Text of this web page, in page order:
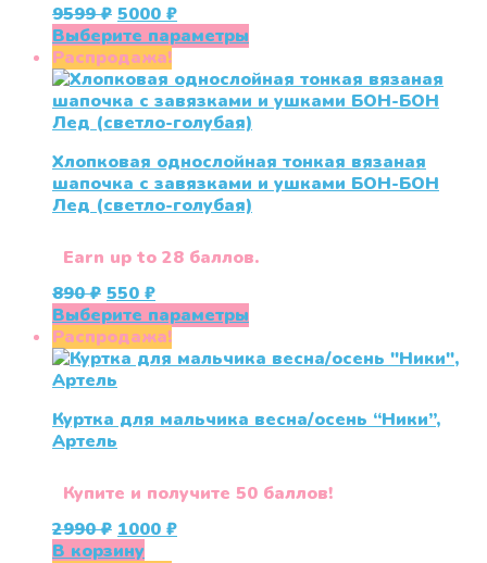
9599₽ Первоначальная
цена
составляла
9599 ₽.
5000₽Текущая
цена:
Выберите параметры
имеет
несколько
вариаций.
можно
выбрать
на
товара.
Распродажа!
Хлопковая однослойная тонкая вязаная
шапочка с завязками и ушками БОН-БОН
Лед (светло-голубая)
Earn up to 28 баллов.
890₽ Первоначальная
цена
составляла
890 ₽.
550₽Текущая
цена:
550 ₽.
Выберите параметры
имеет
Опции
на
Распродажа!
Куртка для мальчика весна/осень “Ники”,
Артель
Купите и получите 50 баллов!
2990₽ Первоначальная
цена
1000₽Текущая
В корзину